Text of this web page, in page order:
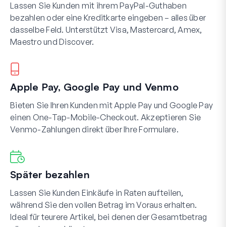
Lassen Sie Kunden mit ihrem PayPal-Guthaben
bezahlen oder eine Kreditkarte eingeben – alles über
dasselbe Feld. Unterstützt Visa, Mastercard, Amex,
Maestro und Discover.
Apple Pay, Google Pay und Venmo
Bieten Sie Ihren Kunden mit Apple Pay und Google Pay
einen One-Tap-Mobile-Checkout. Akzeptieren Sie
Venmo-Zahlungen direkt über Ihre Formulare.
Später bezahlen
Lassen Sie Kunden Einkäufe in Raten aufteilen,
während Sie den vollen Betrag im Voraus erhalten.
Ideal für teurere Artikel, bei denen der Gesamtbetrag